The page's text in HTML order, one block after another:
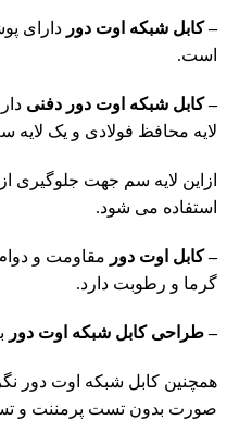
– کابل شبکه اوت دور دارای
است.
– کابل شبکه اوت دور دفنی
لایه محافظ فولادی و یک
از این لایه سم جهت جلوگیری
استفاده می شود.
– کابل اوت دور مقاومت و دوام
گرما و رطوبت دارد.
– طراحی کابل شبکه اوت دور
صورت بدون تست پرمننت و